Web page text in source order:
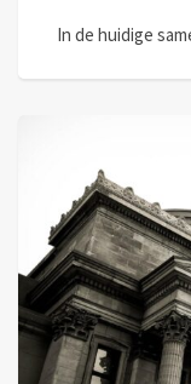
In de huidige